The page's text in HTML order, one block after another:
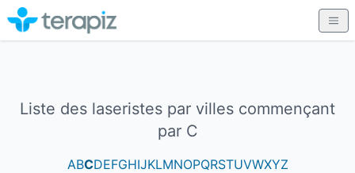
Liste des laseristes par villes commençant
par C
ABCDEFGHIJKLMNOPQRSTUVWXYZ